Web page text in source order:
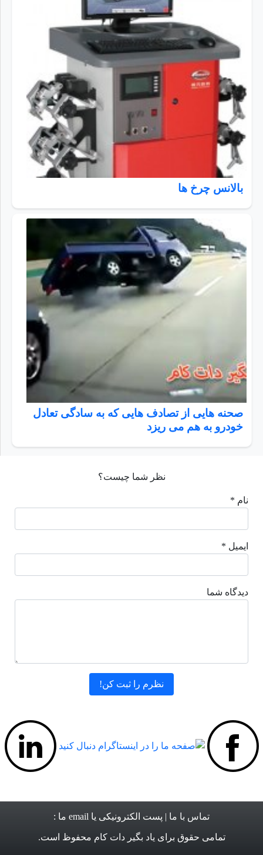
بالانس چرخ ها
صحنه هایی از تصادف هایی که به سادگی تعادل
خودرو به هم می ریزد
نظر شما چیست؟
نام *
ایمیل *
دیدگاه شما
تماس با ما | پست الکترونیکی یا email ما :
تمامی حقوق برای یاد بگیر دات کام محفوظ است.